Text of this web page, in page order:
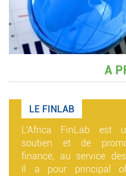
A
LE FINLAB
L'Africa FinLab est
soutien et de
finance, au service
Il a pour principal